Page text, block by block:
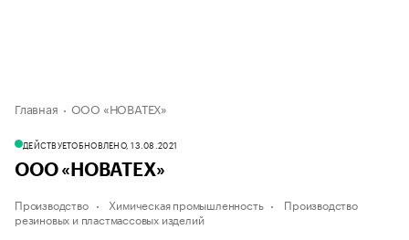
Главная ООО «НОВАТЕХ»
ДЕЙСТВУЕТОБНОВЛЕНО, 13.08.2021
ООО «НОВАТЕХ»
Производство Химическая промышленность
Производство
резиновых и пластмассовых изделий